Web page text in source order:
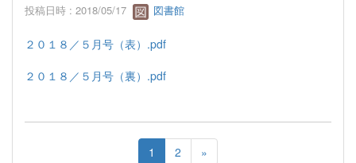
投稿日時 : 2018/05/17 図書館
２０１８／５月号（表）.pdf
２０１８／５月号（裏）.pdf
1 2 »